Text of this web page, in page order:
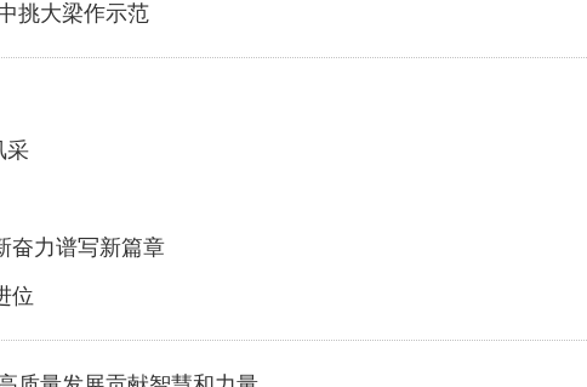
挑大梁作示范
采
奋力谱写新篇章
位